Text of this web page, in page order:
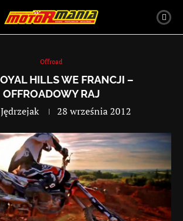
Offroad
HILLS WE FRANCJI –
OFFROADOWY RAJ
28 września 2012